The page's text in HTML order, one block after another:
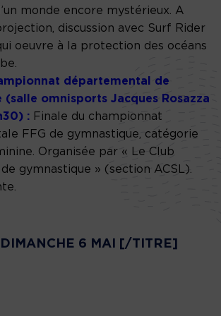
monde encore mystérieux. A
discussion avec Surf Rider
oeuvre à la protection des océans
départemental de
(salle omnisports Jacques Rosazza
: Finale du championnat
FFG de gymnastique, catégorie
Organisée par « Le Club
gymnastique » (section ACSL).
6 MAI [/TITRE]